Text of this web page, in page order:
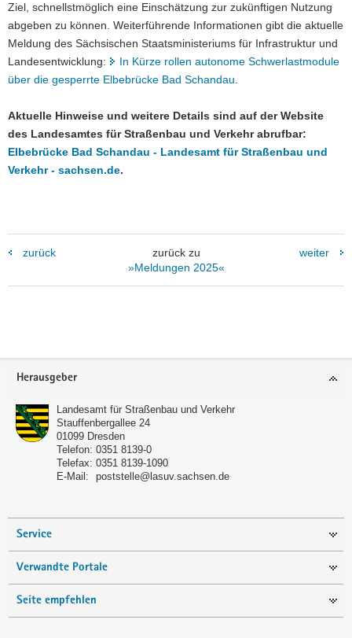
Ziel, schnellstmöglich eine Einschätzung zur zukünftigen Nutzung
abgeben zu können. Weiterführende Informationen gibt die aktuelle
Meldung des Sächsischen Staatsministeriums für Infrastruktur und
Landesentwicklung:
In Kürze rollen autonome Schwerlastmodule
über die gesperrte Elbebrücke Bad Schandau
Aktuelle Hinweise und weitere Details sind auf der Website
des Landesamtes für Straßenbau und Verkehr abrufbar:
Elbebrücke Bad Schandau - Landesamt für Straßenbau und
Verkehr - sachsen.de.
zurück
zurück zu
»Meldungen 2025«
weiter
Footer-
Herausgeber
Landesamt für Straßenbau und Verkehr
Stauffenbergallee 24
01099 Dresden
Telefon: 0351 8139-0
Telefax: 0351 8139-1090
E-Mail:
poststelle@lasuv.sachsen.de
Service
Verwandte Portale
Seite empfehlen